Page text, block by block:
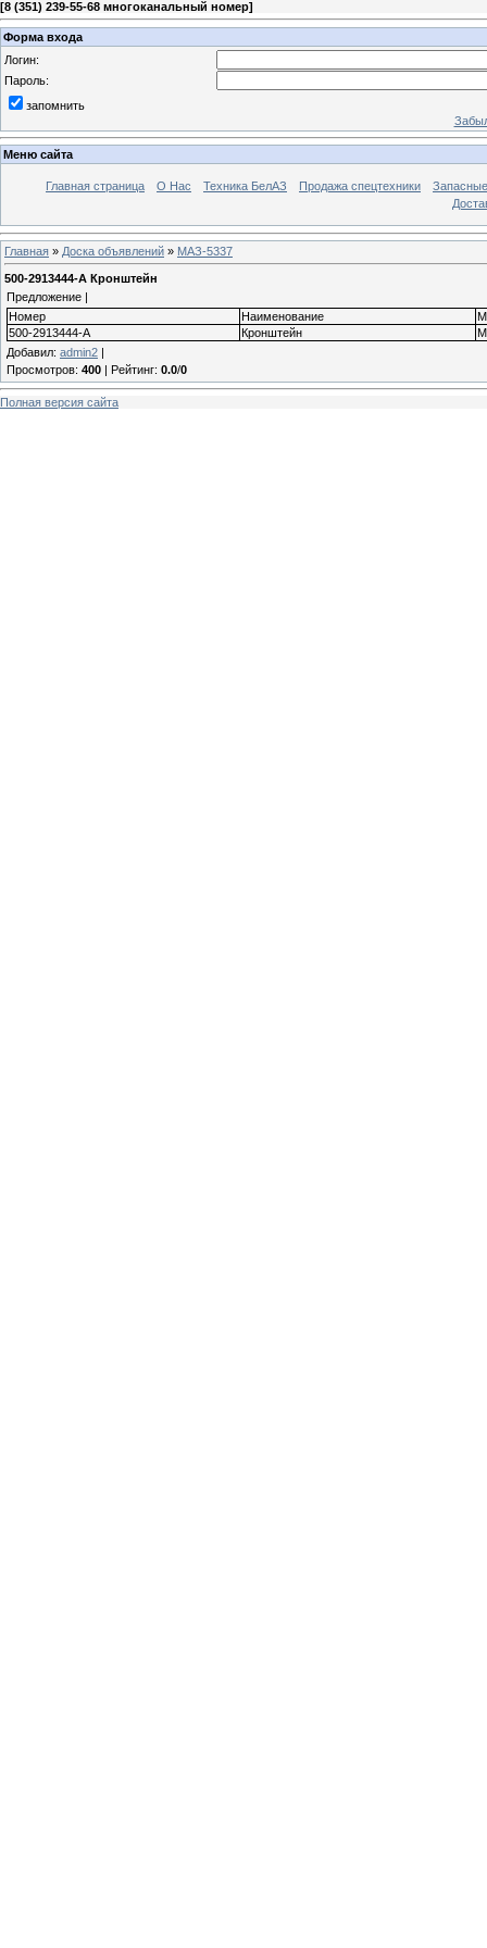
[8 (351) 239-55-68 многоканальный номер]
Форма входа
Логин:
Пароль:
запомнить
Меню сайта
Главная страница О Нас Техника БелАЗ Продажа спецтехники
Главная » Доска объявлений » МАЗ-5337
500-2913444-А Кронштейн
Предложение |
Номер
Наименование
500-2913444-А
Кронштейн
Добавил: admin2 |
Просмотров: 400 | Рейтинг: 0.0/0
Полная версия сайта